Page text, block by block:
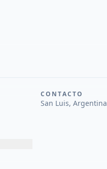
CONTACTO
San Luis, Argentina